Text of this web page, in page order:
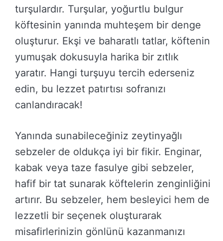
turşulardır. Turşular, yoğurtlu bulgur
köftesinin yanında muhteşem bir denge
oluşturur. Ekşi ve baharatlı tatlar, köftenin
yumuşak dokusuyla harika bir zıtlık
yaratır. Hangi turşuyu tercih ederseniz
edin, bu lezzet patırtısı sofranızı
canlandıracak!
Yanında sunabileceğiniz zeytinyağlı
sebzeler de oldukça iyi bir fikir. Enginar,
kabak veya taze fasulye gibi sebzeler,
hafif bir tat sunarak köftelerin zenginliğini
artırır. Bu sebzeler, hem besleyici hem de
lezzetli bir seçenek oluşturarak
misafirlerinizin gönlünü kazanmanızı